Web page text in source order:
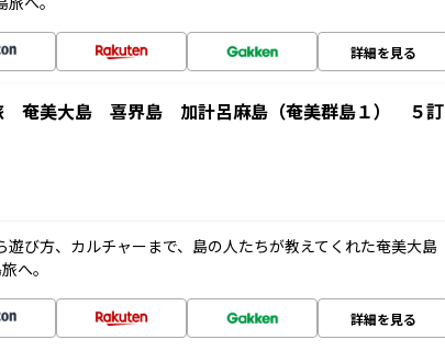
詳細を見る
奄美大島 喜界島 加計呂麻島（奄美群島１） ５訂
び方、カルチャーまで、島の人たちが教えてくれた奄美大島
へ。
詳細を見る